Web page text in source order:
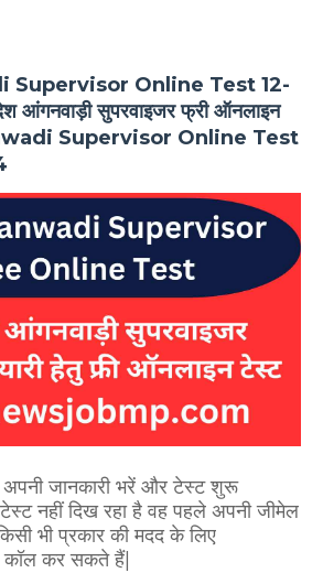
Supervisor Online Test 12-
आंगनवाड़ी सुपरवाइजर फ्री ऑनलाइन
Supervisor Online Test
अपनी जानकारी भरें और टेस्ट शुरू
नहीं दिख रहा है वह पहले अपनी जीमेल
भी प्रकार की मदद के लिए
कर सकते हैं|